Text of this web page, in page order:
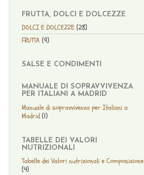
FRUTTA, DOLCI E DOLCEZZE
DOLCI E DOLCEZZE (28)
FRUTTA (9)
SALSE E CONDIMENTI
MANUALE DI SOPRAVVIVENZA
PER ITALIANI A MADRID
Manuale di sopravvivenza per Italiani a
Madrid (1)
TABELLE DEI VALORI
NUTRIZIONALI
Tabelle dei Valori nutrizionali e Composizione
(4)